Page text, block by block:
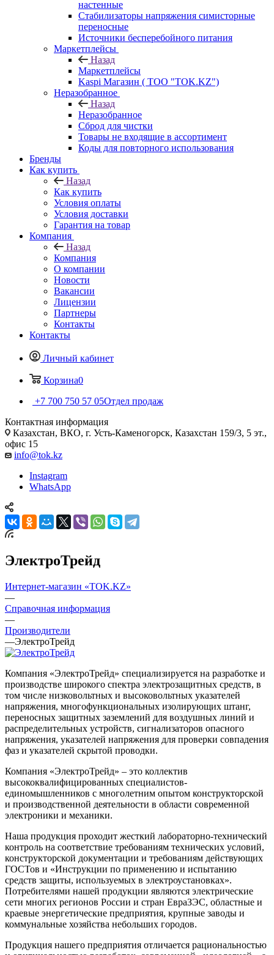
настенные
Стабилизаторы напряжения симисторные
переносные
Источники бесперебойного питания
Маркетплейсы
Назад
Маркетплейсы
Kaspi Магазин ( ТОО "TOK.KZ")
Неразобранное
Назад
Неразобранное
Сброд для чистки
Товары не входящие в ассортимент
Коды для повторного использования
Бренды
Как купить
Назад
Как купить
Условия оплаты
Условия доставки
Гарантия на товар
Компания
Назад
Компания
О компании
Новости
Вакансии
Лицензии
Партнеры
Контакты
Контакты
Личный кабинет
Корзина0
+7 700 750 57 05Отдел продаж
Контактная информация
Казахстан, ВКО, г. Усть-Каменогорск, Казахстан 159/3, 5 эт.,
офис 15
info@tok.kz
Instagram
WhatsApp
ЭлектроТрейд
Интернет-магазин «TOK.KZ»
—
Справочная информация
—
Производители
—ЭлектроТрейд
Компания «ЭлектроТрейд» специализируется на разработке и
производстве широкого спектра электрозащитных средств, в
том числе низковольтных и высоковольтных указателей
напряжения, многофункциональных изолирующих штанг,
переносных защитных заземлений для воздушных линий и
распределительных устройств, сигнализаторов опасного
напряжения, указателей напряжения для проверки совпадения
фаз и указателей скрытой проводки.
Компания «ЭлектроТрейд» – это коллектив
высококвалифицированных специалистов-
единомышленников с многолетним опытом конструкторской
и производственной деятельности в области современной
электроники и механики.
Наша продукция проходит жесткий лабораторно-технический
контроль на соответствие требованиям технических условий,
конструкторской документации и требованиям действующих
ГОСТов и «Инструкции по применению и испытанию
средств защиты, используемых в электроустановках».
Потребителями нашей продукции являются электрические
сети многих регионов России и стран ЕвраЗЭС, областные и
краевые энергетические предприятия, крупные заводы и
коммунальные хозяйства небольших городов.
Продукция нашего предприятия отличается рациональностью